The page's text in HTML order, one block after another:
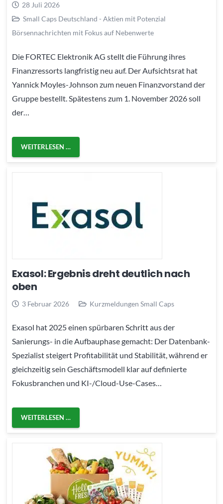
28 Juli 2026
Small Caps Deutschland - Aktien mit Potenzial
Börsennachrichten mit Fokus auf Nebenwerte
Die FORTEC Elektronik AG stellt die Führung ihres
Finanzressorts langfristig neu auf. Der Aufsichtsrat hat
Yannick Moyles-Johnson zum neuen Finanzvorstand der
Gruppe bestellt. Spätestens zum 1. November 2026 soll
der…
WEITERLESEN …
Exasol: Ergebnis dreht deutlich nach
oben
3 Februar 2026 Kurzmeldungen Small Caps
Exasol hat 2025 einen spürbaren Schritt aus der
Sanierungs- in die Aufbauphase gemacht: Der Datenbank-
Spezialist steigert Profitabilität und Stabilität, während er
gleichzeitig sein Geschäftsmodell klar auf definierte
Fokusbranchen und KI-/Cloud-Use-Cases…
WEITERLESEN …